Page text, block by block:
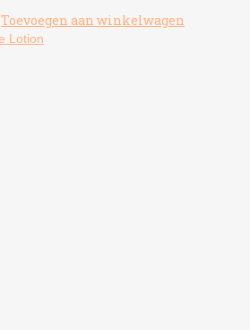
Toevoegen aan winkelwagen